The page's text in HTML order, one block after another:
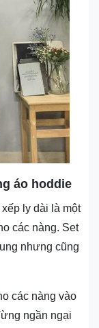
áo hoddie
ly dài là một
các nàng. Set
nhưng cũng
các nàng vào
ngần ngại